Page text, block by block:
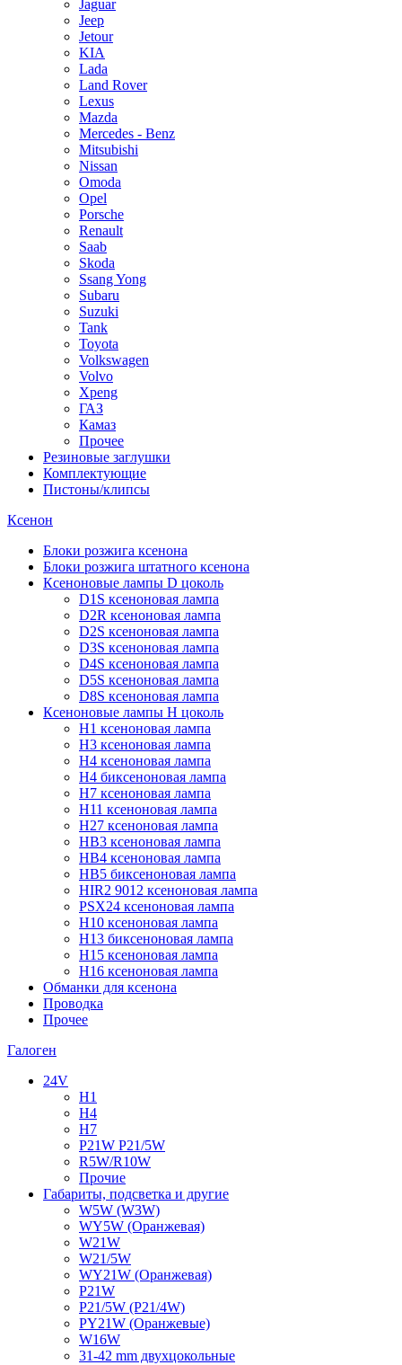
Jaguar
Jeep
Jetour
KIA
Lada
Land Rover
Lexus
Mazda
Mercedes - Benz
Mitsubishi
Nissan
Omoda
Opel
Porsche
Renault
Saab
Skoda
Ssang Yong
Subaru
Suzuki
Tank
Toyota
Volkswagen
Volvo
Xpeng
ГАЗ
Камаз
Прочее
Резиновые заглушки
Комплектующие
Пистоны/клипсы
Ксенон
Блоки розжига ксенона
Блоки розжига штатного ксенона
Ксеноновые лампы D цоколь
D1S ксеноновая лампа
D2R ксеноновая лампа
D2S ксеноновая лампа
D3S ксеноновая лампа
D4S ксеноновая лампа
D5S ксеноновая лампа
D8S ксеноновая лампа
Ксеноновые лампы Н цоколь
H1 ксеноновая лампа
H3 ксеноновая лампа
H4 ксеноновая лампа
H4 биксеноновая лампа
H7 ксеноновая лампа
H11 ксеноновая лампа
H27 ксеноновая лампа
HB3 ксеноновая лампа
HB4 ксеноновая лампа
HB5 биксеноновая лампа
HIR2 9012 ксеноновая лампа
PSX24 ксеноновая лампа
H10 ксеноновая лампа
H13 биксеноновая лампа
H15 ксеноновая лампа
H16 ксеноновая лампа
Обманки для ксенона
Проводка
Прочее
Галоген
24V
H1
H4
H7
P21W P21/5W
R5W/R10W
Прочие
Габариты, подсветка и другие
W5W (W3W)
WY5W (Оранжевая)
W21W
W21/5W
WY21W (Оранжевая)
P21W
P21/5W (P21/4W)
PY21W (Оранжевые)
W16W
31-42 mm двухцокольные